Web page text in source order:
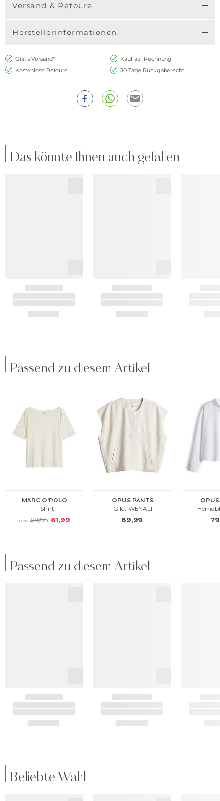
Versand & Retoure
Herstellerinformationen
Gratis Versand*
Kauf auf Rechnung
Kostenlose Retoure
30 Tage Rückgaberecht
Das könnte Ihnen auch gefallen
Passend zu diesem Artikel
Passend zu diesem Artikel
Beliebte Wahl